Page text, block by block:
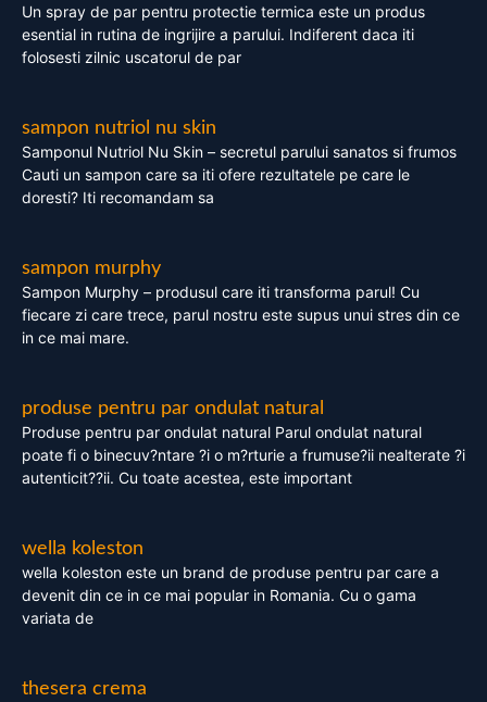
Un spray de par pentru protectie termica este un produs
esential in rutina de ingrijire a parului. Indiferent daca iti
folosesti zilnic uscatorul de par
sampon nutriol nu skin
Samponul Nutriol Nu Skin – secretul parului sanatos si frumos
Cauti un sampon care sa iti ofere rezultatele pe care le
doresti? Iti recomandam sa
sampon murphy
Sampon Murphy – produsul care iti transforma parul! Cu
fiecare zi care trece, parul nostru este supus unui stres din ce
in ce mai mare.
produse pentru par ondulat natural
Produse pentru par ondulat natural Parul ondulat natural
poate fi o binecuv?ntare ?i o m?rturie a frumuse?ii nealterate ?i
autenticit??ii. Cu toate acestea, este important
wella koleston
wella koleston este un brand de produse pentru par care a
devenit din ce in ce mai popular in Romania. Cu o gama
variata de
thesera crema